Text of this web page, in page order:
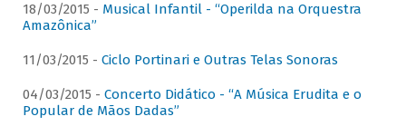
18/03/2015 - Musical Infantil - “Operilda na Orquestra
Amazônica”
11/03/2015 - Ciclo Portinari e Outras Telas Sonoras
04/03/2015 - Concerto Didático - “A Música Erudita e o
Popular de Mãos Dadas”